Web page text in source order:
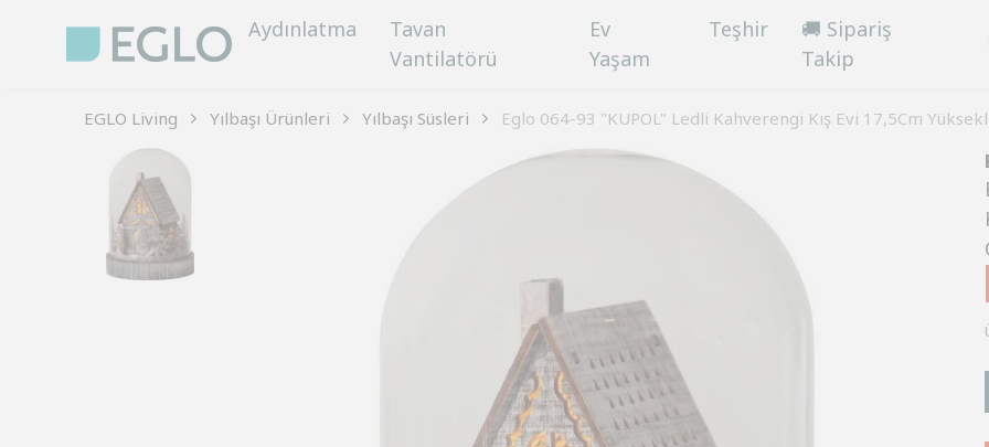
Aydınlatma
Tavan
Vantilatörü
Ev
Yaşam
Teşhir
🚚 Sipariş
Takip
EGLO Living Yılbaşı Ürünleri Yılbaşı Süsleri Eglo 064-93 "KUPOL" Ledli Kahverengi Kış Evi 17,5Cm